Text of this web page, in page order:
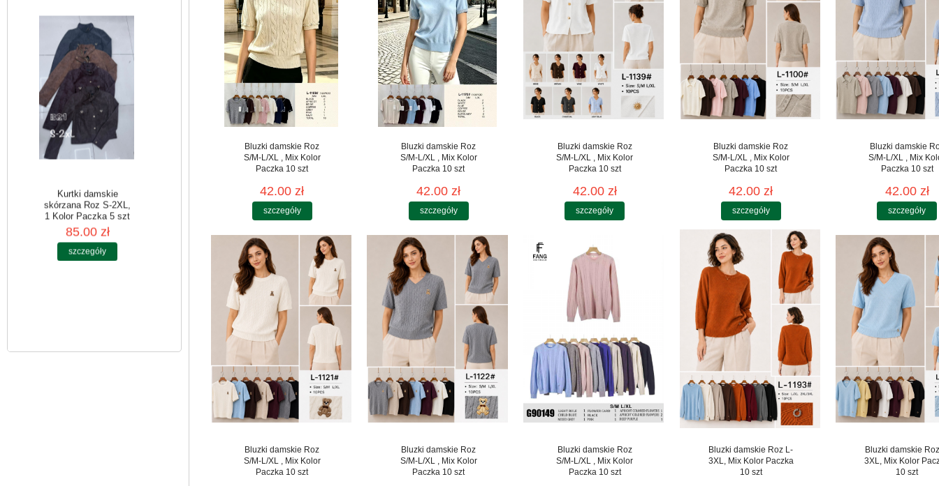
szczegóły
Kurtki damskie
skórzana Roz S-2XL,
Bluzki damskie Roz
S/M-L/XL , Mix Kolor
Paczka 10 szt
42.00 zł
szczegóły
Bluzki damskie Roz
S/M-L/XL , Mix Kolor
Paczka 10 szt
42.00 zł
szczegóły
Bluzki damskie Roz
S/M-L/XL , Mix Kolor
Paczka 10 szt
42.00 zł
szczegóły
Bluzki damskie Roz
S/M-L/XL , Mix Kolor
Paczka 10 szt
42.00 zł
szczegóły
Bluzki damskie
S/M-L/XL , Mix
Paczka 10 szt
42.00 zł
szczegóły
Bluzki damskie Roz
S/M-L/XL , Mix Kolor
Paczka 10 szt
Bluzki damskie Roz
S/M-L/XL , Mix Kolor
Paczka 10 szt
Bluzki damskie Roz
S/M-L/XL , Mix Kolor
Paczka 10 szt
Bluzki damskie Roz L-
3XL, Mix Kolor Paczka
10 szt
Bluzki damskie
3XL, Mix Kolor
10 szt